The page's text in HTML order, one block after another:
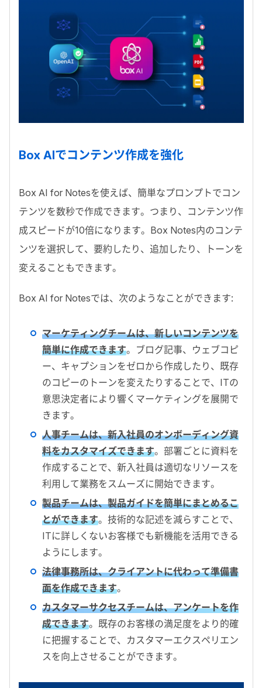
Box AIでコンテンツ作成を強化
Box AI for Notesを使えば、簡単なプロンプトでコン
テンツを数秒で作成できます。つまり、コンテンツ作
成スピードが10倍になります。Box Notes内のコンテ
ンツを選択して、要約したり、追加したり、トーンを
変えることもできます。
Box AI for Notesでは、次のようなことができます:
マーケティングチームは、新しいコンテンツを
簡単に作成できます。ブログ記事、ウェブコピ
ー、キャプションをゼロから作成したり、既存
のコピーのトーンを変えたりすることで、ITの
意思決定者により響くマーケティングを展開で
きます。
人事チームは、新入社員のオンボーディング資
料をカスタマイズできます。部署ごとに資料を
作成することで、新入社員は適切なリソースを
利用して業務をスムーズに開始できます。
製品チームは、製品ガイドを簡単にまとめるこ
とができます。技術的な記述を減らすことで、
ITに詳しくないお客様でも新機能を活用できる
ようにします。
法律事務所は、クライアントに代わって準備書
面を作成できます。
カスタマーサクセスチームは、アンケートを作
成できます。既存のお客様の満足度をより的確
に把握することで、カスタマーエクスペリエン
スを向上させることができます。